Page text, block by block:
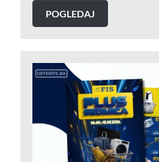
POGLEDAJ